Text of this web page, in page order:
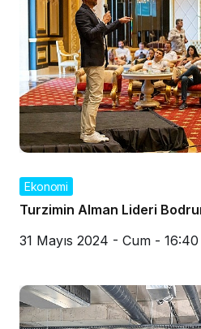
Ekonomi
Turzimin Alman Lideri
31 Mayıs 2024 - Cum - 16:40